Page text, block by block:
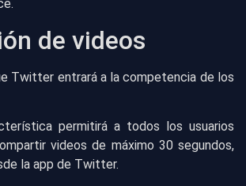
de videos
Twitter entrará a la competencia de los
permitirá a todos los usuarios
videos de máximo 30 segundos,
la app de Twitter.